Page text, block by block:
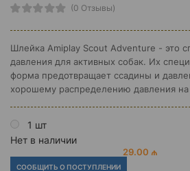
(0 Отзывы)
Шлейка Amiplay Scout Adventure - это
давления для активных собак. Их
форма предотвращает ссадины и
хорошему распределению давления на
1 шт
Нет в наличии
29.00 ₼
СООБЩИТЬ О ПОСТУПЛЕНИИ